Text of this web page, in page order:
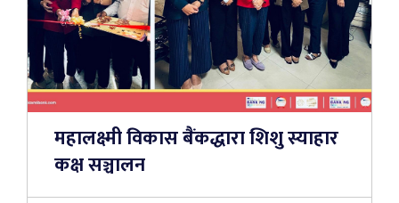
महालक्ष्मी विकास बैंकद्धारा शिशु स्याहार
कक्ष सञ्चालन